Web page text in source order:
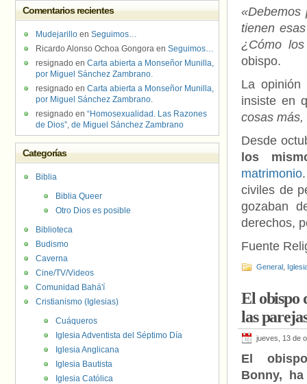
«Debemos
tienen
¿Cómo los
obispo.
La opinión
insiste en
cosas
Desde
los
matrimonio
civiles de
gozaban
derechos,
Fuente
General
El obispo
las
jueves, 13 de
El
Bonny,
Comentarios recientes
Mudejarillo en Seguimos…
Ricardo Alonso Ochoa Gongora en Seguimos…
resignado en Carta abierta a Monseñor Munilla,
por Miguel Sánchez Zambrano.
resignado en Carta abierta a Monseñor Munilla,
por Miguel Sánchez Zambrano.
resignado en “Homosexualidad. Las Razones
de Dios”, de Miguel Sánchez Zambrano
Categorías
Biblia
Biblia Queer
Otro Dios es posible
Biblioteca
Budismo
Caverna
Cine/TV/Videos
Comunidad Bahá'í
Cristianismo (Iglesias)
Cuáqueros
Iglesia Adventista del Séptimo Día
Iglesia Anglicana
Iglesia Bautista
Iglesia Católica